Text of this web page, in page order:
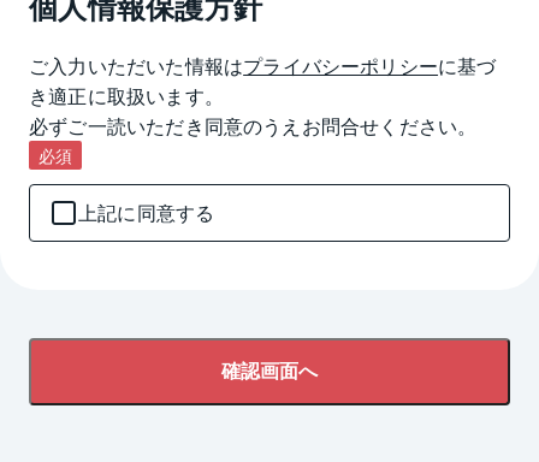
ご入力いただいた情報はプライバシーポリシーに基づ
き適正に取扱います。
必ずご一読いただき同意のうえお問合せください。
必須
上記に同意する
確認画面へ